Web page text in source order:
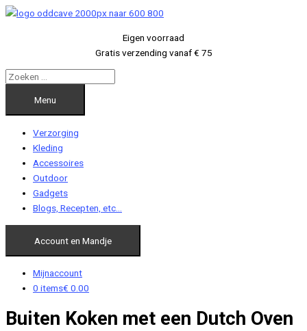
Ga
Eigen voorraad
Gratis verzending vanaf € 75
Menu
Verzorging
Kleding
Accessoires
Outdoor
Gadgets
Blogs, Recepten, etc…
Account en Mandje
Mijnaccount
0 items€ 0.00
Buiten Koken met een Dutch Oven